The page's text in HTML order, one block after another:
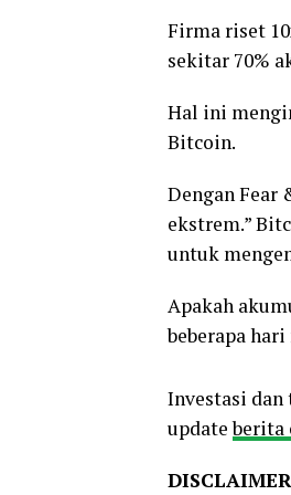
Firma riset
sekitar 70%
Hal ini
Bitcoin.
Dengan Fear
ekstrem.”
untuk
Apakah
beberapa
Investasi
updateberita